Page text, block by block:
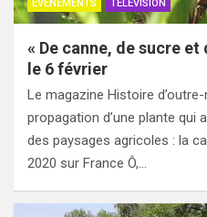
ÉVÉNEMENTS TÉLÉVISION
« De canne, de sucre et
le 6 février
Le magazine Histoire
propagation d’une plante qui
des paysages agricoles : la
2020 sur France Ô,…